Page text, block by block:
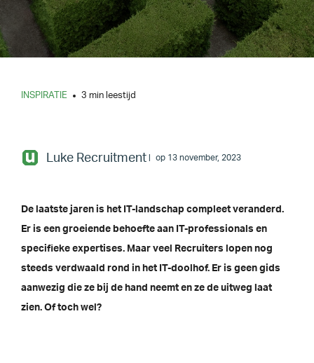
INSPIRATIE 3 min leestijd
Luke Recruitment op 13 november, 2023
De laatste jaren is het IT-landschap compleet veranderd.
Er is een groeiende behoefte aan IT-professionals en
specifieke expertises. Maar veel Recruiters lopen nog
steeds verdwaald rond in het IT-doolhof. Er is geen gids
aanwezig die ze bij de hand neemt en ze de uitweg laat
zien. Of toch wel?